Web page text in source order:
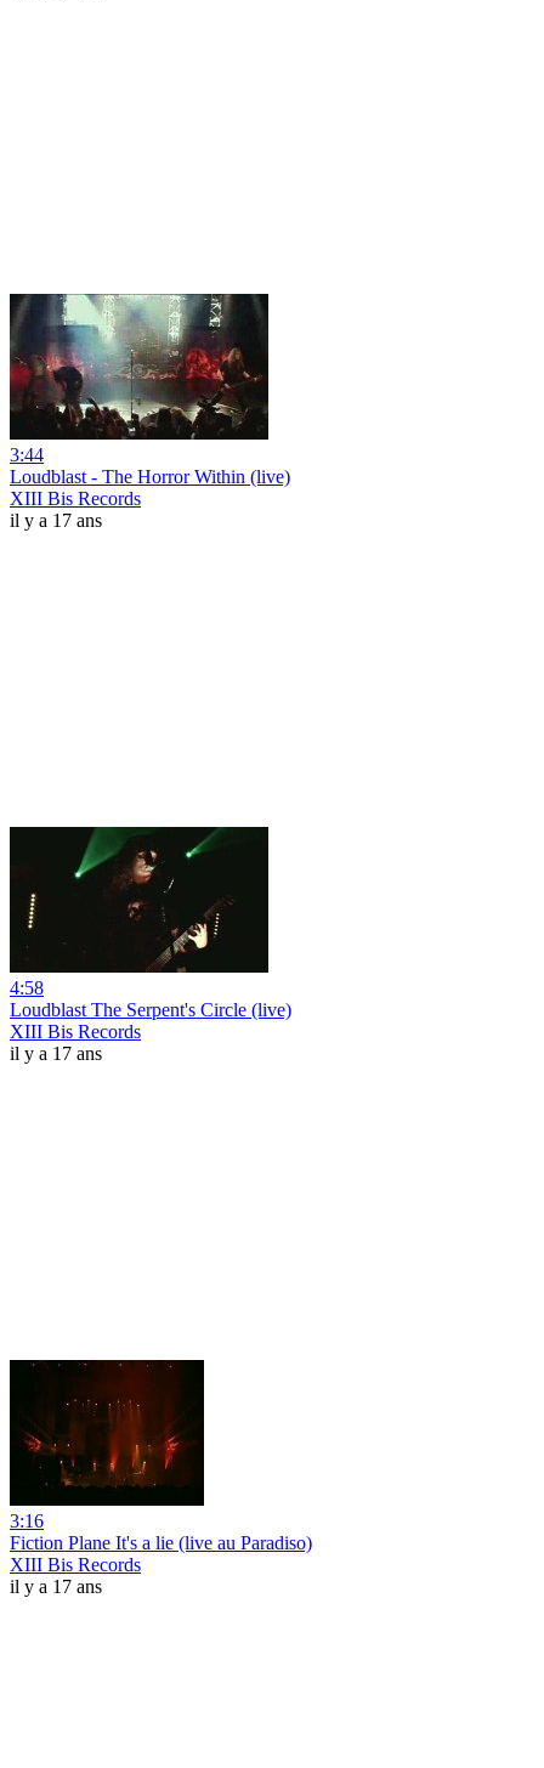
3:44
Loudblast - The Horror Within (live)
XIII Bis Records
il y a 17 ans
4:58
Loudblast The Serpent's Circle (live)
XIII Bis Records
il y a 17 ans
3:16
Fiction Plane It's a lie (live au Paradiso)
XIII Bis Records
il y a 17 ans